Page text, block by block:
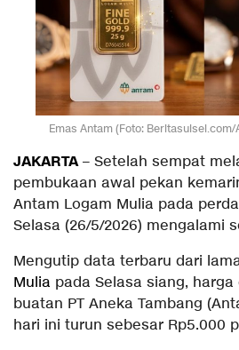
Emas Antam (Foto: Beritasulsel.com/
​JAKARTA– Setelah sempat
pembukaan awal pekan
Antam Logam Mulia pada
Selasa (26/5/2026) mengalami
​Mengutip data terbaru dari
Mulia pada Selasa siang,
buatan PT Aneka Tambang
hari ini turun sebesar Rp5.000